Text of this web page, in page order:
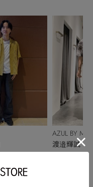
AZUL BY
渡邉輝誠
183cm